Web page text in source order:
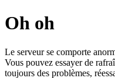
Oh oh
Le serveur se comporte
Vous pouvez essayer de
toujours des problèmes,